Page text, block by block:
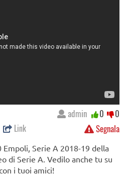
Link Segnala
admin 0 0
Empoli, Serie A 2018-19 della
di Serie A. Vedilo anche tu su
i tuoi amici!